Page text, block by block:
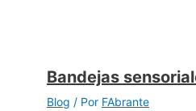
Bandejas
Blog / Por FAbrante